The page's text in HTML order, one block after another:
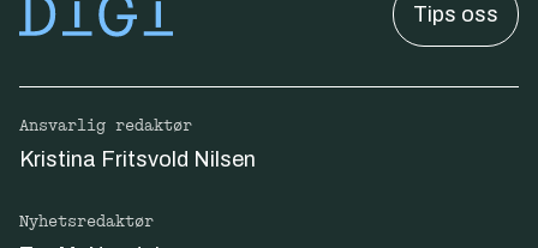
Tips oss
Ansvarlig redaktør
Kristina Fritsvold Nilsen
Nyhetsredaktør